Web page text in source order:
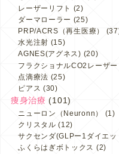
レーザーリフト (2)
ダーマローラー (25)
PRP/ACRS（再生医療）
水光注射 (15)
AGNES(アグネス) (20)
フラクショナルCO2レーザー
点滴療法 (25)
ピアス (30)
痩身治療 (101)
ニューロン（Neuronn）
(1)
クリスタル (12)
サクセンダ(GLPー1ダイエッ
ふくらはぎボトックス (2)